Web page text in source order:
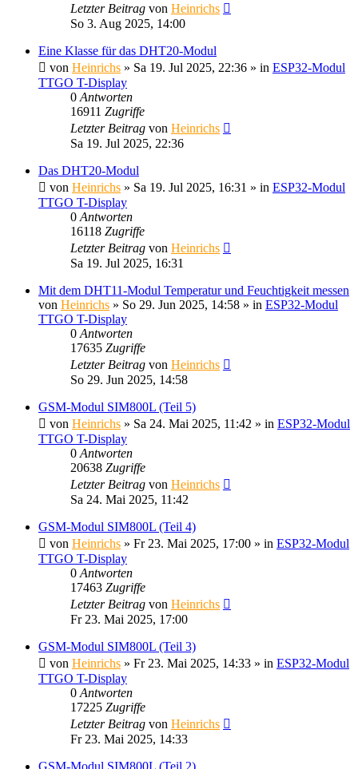
Letzter Beitrag von Heinrichs
So 3. Aug 2025, 14:00
Eine Klasse für das DHT20-Modul
von Heinrichs » Sa 19. Jul 2025, 22:36 » in ESP32-Modul
TTGO T-Display
0 Antworten
16911 Zugriffe
Letzter Beitrag von Heinrichs
Sa 19. Jul 2025, 22:36
Das DHT20-Modul
von Heinrichs » Sa 19. Jul 2025, 16:31 » in ESP32-Modul
TTGO T-Display
0 Antworten
16118 Zugriffe
Letzter Beitrag von Heinrichs
Sa 19. Jul 2025, 16:31
Mit dem DHT11-Modul Temperatur und Feuchtigkeit messen
von Heinrichs » So 29. Jun 2025, 14:58 » in ESP32-Modul
TTGO T-Display
0 Antworten
17635 Zugriffe
Letzter Beitrag von Heinrichs
So 29. Jun 2025, 14:58
GSM-Modul SIM800L (Teil 5)
von Heinrichs » Sa 24. Mai 2025, 11:42 » in ESP32-Modul
TTGO T-Display
0 Antworten
20638 Zugriffe
Letzter Beitrag von Heinrichs
Sa 24. Mai 2025, 11:42
GSM-Modul SIM800L (Teil 4)
von Heinrichs » Fr 23. Mai 2025, 17:00 » in ESP32-Modul
TTGO T-Display
0 Antworten
17463 Zugriffe
Letzter Beitrag von Heinrichs
Fr 23. Mai 2025, 17:00
GSM-Modul SIM800L (Teil 3)
von Heinrichs » Fr 23. Mai 2025, 14:33 » in ESP32-Modul
TTGO T-Display
0 Antworten
17225 Zugriffe
Letzter Beitrag von Heinrichs
Fr 23. Mai 2025, 14:33
GSM-Modul SIM800L (Teil 2)